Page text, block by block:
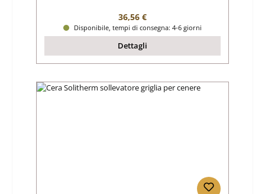
Prezzo normale:
36,56 €
Disponibile, tempi di consegna: 4-6 giorni
Dettagli